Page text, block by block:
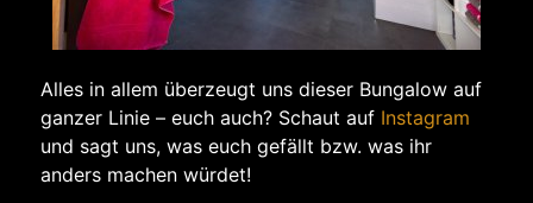
Alles in allem überzeugt uns dieser Bungalow auf
ganzer Linie – euch auch? Schaut auf Instagram
und sagt uns, was euch gefällt bzw. was ihr
anders machen würdet!